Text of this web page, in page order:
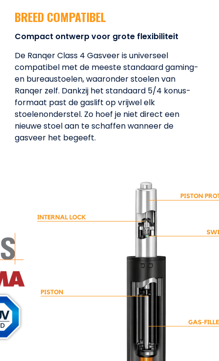
BREED COMPATIBEL
Compact ontwerp voor grote flexibiliteit
De Ranqer Class 4 Gasveer is universeel
compatibel met de meeste standaard gaming-
en bureaustoelen, waaronder stoelen van
Ranqer zelf. Dankzij het standaard 5/4 konus-
formaat past de gaslift op vrijwel elk
stoelenonderstel. Zo hoef je niet direct een
nieuwe stoel aan te schaffen wanneer de
gasveer het begeeft.